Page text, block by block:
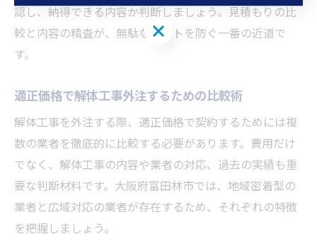
認し、納得できる内容か判断しましょう。見積もりの比
較と内容の精査が、無駄なコストを防ぐ一番の近道で
す。
適正価格で解体工事外注するための比較術
解体工事を外注する際、適正価格で契約するためには複
数の業者を徹底的に比較する必要があります。費用だけ
でなく、解体工事の内容や業者の対応、過去の実績も重
要な判断材料です。大阪府富田林市では、地域密着型の
業者と広域対応の業者が存在するため、それぞれの特徴
を把握しましょう。
お問い合わせはこちら